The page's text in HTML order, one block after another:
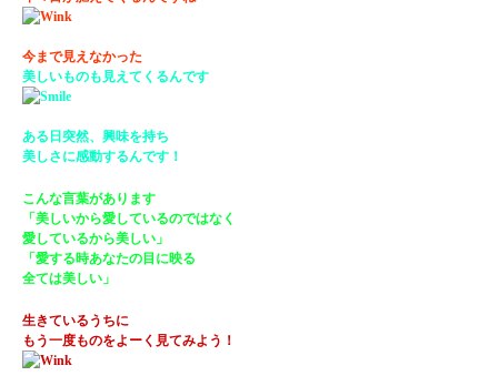
今まで見えなかった
美しいものも見えてくるんです
ある日突然、興味を持ち
美しさに感動するんです！
こんな言葉があります
「美しいから愛しているのではなく
愛しているから美しい」
「愛する時あなたの目に映る
全ては美しい」
生きているうちに
もう一度ものをよーく見てみよう！